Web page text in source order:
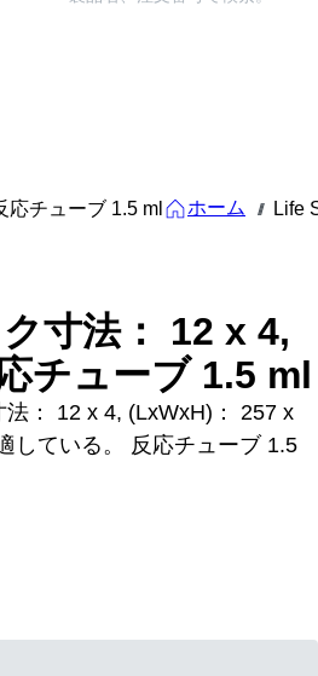
応チューブ 1.5 ml ホーム /// Life
寸法： 12 x 4,
チューブ 1.5 ml
： 12 x 4, (LxWxH)： 257 x
している。 反応チューブ 1.5